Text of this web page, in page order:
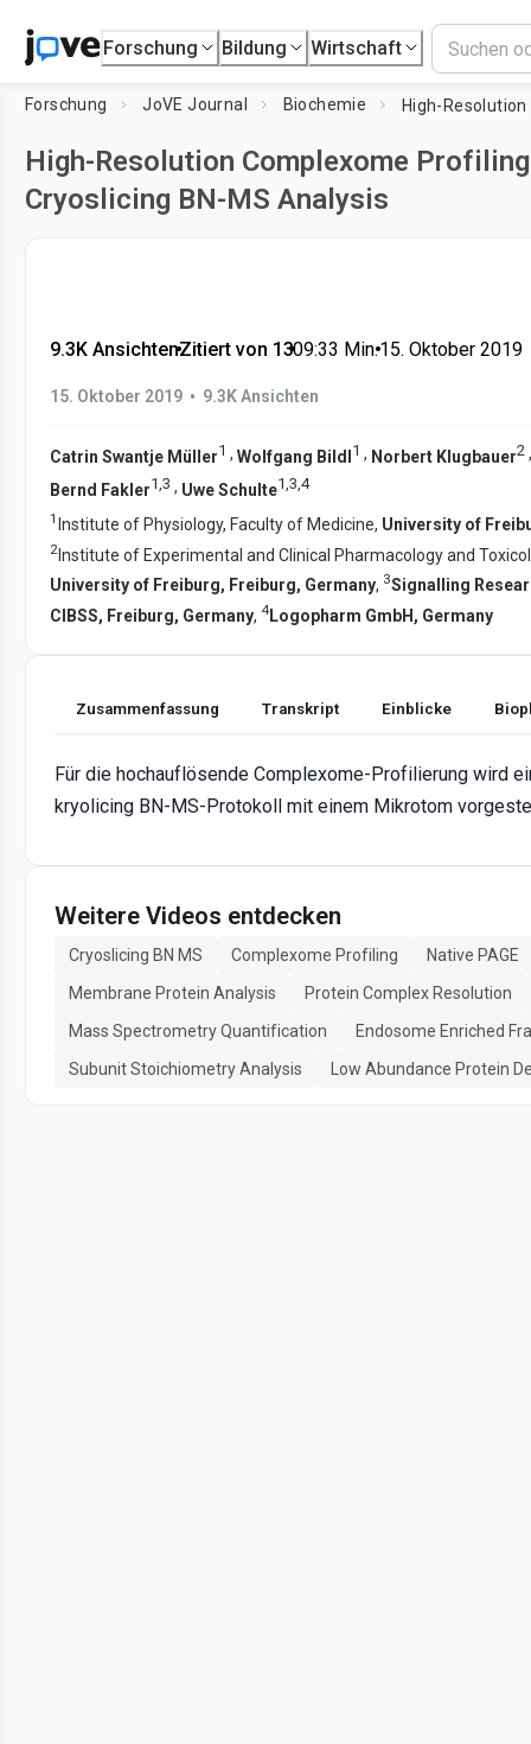
Forschung Bildung Wirtschaft
Forschung JoVE Journal Biochemie
High-Resolution Complexome
Cryoslicing BN-MS Analysis
9.3K Ansichten•Zitiert von 13•09:33 Min.•15. Oktober 2019
15. Oktober 2019 • 9.3K Ansichten
Catrin Swantje Müller1 , Wolfgang Bildl 1 , Norbert Klugbauer2
Bernd Fakler1 3 , Uwe Schulte1 3 4
1 Institute of Physiology, Faculty of Medicine, University of
2 Institute of Experimental and Clinical Pharmacology and
University of Freiburg, Freiburg, Germany, 3Signalling
CIBSS, Freiburg, Germany, 4 Logopharm GmbH, Germany
Zusammenfassung Transkript Einblicke
Für die hochauflösende Complexome-Profilierung wird
kryolicing BN-MS-Protokoll mit einem Mikrotom
Weitere Videos entdecken
Cryoslicing BN MS Complexome Profiling
Native PAGE
Membrane Protein Analysis
Protein Complex Resolution
Mass Spectrometry Quantification
Endosome Enriched
Subunit Stoichiometry Analysis
Low Abundance Protein